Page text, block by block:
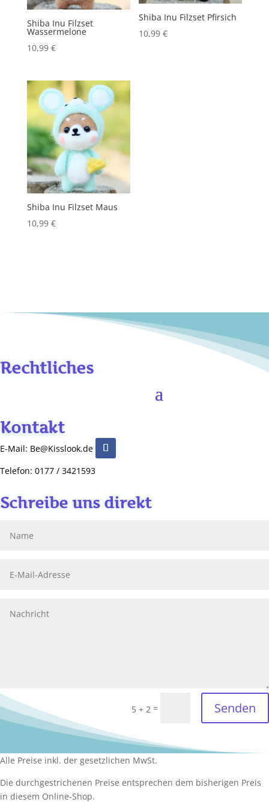
Shiba Inu Filzset
Wassermelone
10,99 €
Shiba Inu Filzset Pfirsich
10,99€
Shiba Inu Filzset Maus
10,99 €
Rechtliches
Kontakt
E-Mail: Be@Kisslook.de
Telefon: 0177 / 3421593
Schreibe uns direkt
5 + 2 = Senden
Alle Preise inkl. der gesetzlichen MwSt.
Die durchgestrichenen Preise entsprechen dem bisherigen Preis
in diesem Online-Shop.